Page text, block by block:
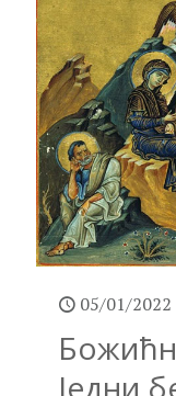
05/01/2022
Једни